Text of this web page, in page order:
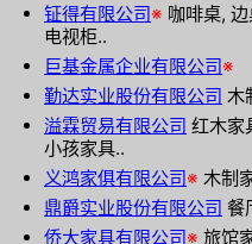
钲得有限公司※ 咖啡桌,
电视柜..
巨基金属企业有限公司※
勤达实业股份有限公司 木
溢霖贸易有限公司 红木家
小孩家具..
义鸿家俱有限公司※ 木制
鼎爵实业股份有限公司 餐
侨大家具有限公司※ 旅馆